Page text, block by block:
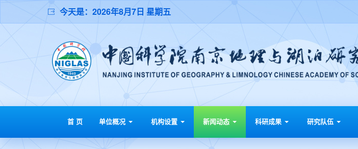
今天是： 2026年8月7日 星期五
首 页 单位概况 机构设置 新闻动态 科研成果 研究队伍